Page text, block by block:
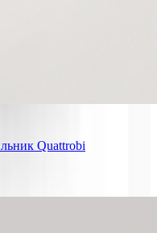
Quattrobi